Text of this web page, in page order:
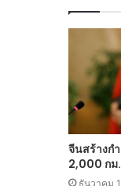
จีนสร้างก
2,000 กม
ธันวาคม